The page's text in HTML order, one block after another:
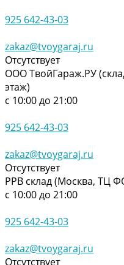
925 642-43-03
zakaz@tvoygaraj.ru
Отсутствует
ООО ТвойГараж.РУ
этаж)
с 10:00 до 21:00
925 642-43-03
zakaz@tvoygaraj.ru
Отсутствует
РРВ склад (Москва, ТЦ
с 10:00 до 21:00
925 642-43-03
zakaz@tvoygaraj.ru
Отсутствует